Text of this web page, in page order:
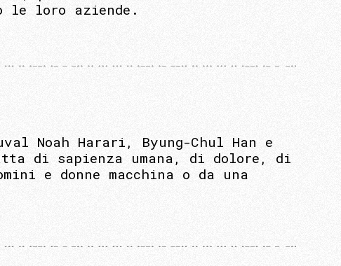
le loro aziende.
Noah Harari, Byung-Chul Han e
di sapienza umana, di dolore, di
e donne macchina o da una